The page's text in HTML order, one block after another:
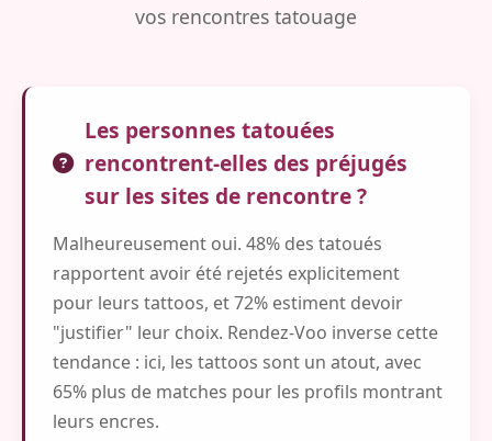
vos rencontres tatouage
Les personnes tatouées
rencontrent-elles des préjugés
sur les sites de rencontre ?
Malheureusement oui. 48% des tatoués
rapportent avoir été rejetés explicitement
pour leurs tattoos, et 72% estiment devoir
"justifier" leur choix. Rendez-Voo inverse cette
tendance : ici, les tattoos sont un atout, avec
65% plus de matches pour les profils montrant
leurs encres.